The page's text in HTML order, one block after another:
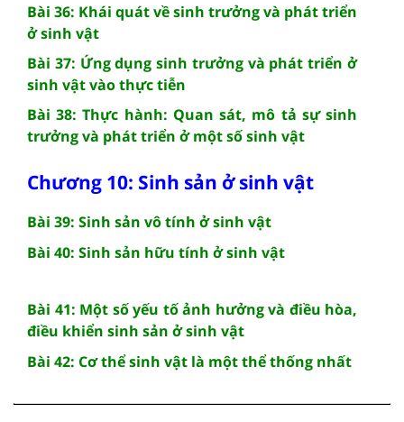
Bài 36: Khái quát về sinh trưởng và phát triển
ở sinh vật
Bài 37: Ứng dụng sinh trưởng và phát triển ở
sinh vật vào thực tiễn
Bài 38: Thực hành: Quan sát, mô tả sự sinh
trưởng và phát triển ở một số sinh vật
Chương 10: Sinh sản ở sinh vật
Bài 39: Sinh sản vô tính ở sinh vật
Bài 40: Sinh sản hữu tính ở sinh vật
Bài 41: Một số yếu tố ảnh hưởng và điều hòa,
điều khiển sinh sản ở sinh vật
Bài 42: Cơ thể sinh vật là một thể thống nhất